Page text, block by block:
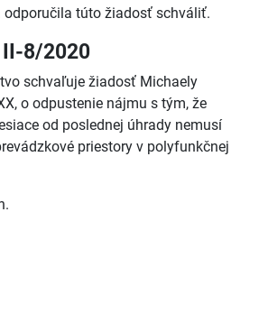
túto žiadosť schváliť.
II-8/2020
schvaľuje žiadosť Michaely
o odpustenie nájmu s tým, že
od poslednej úhrady nemusí
priestory v polyfunkčnej